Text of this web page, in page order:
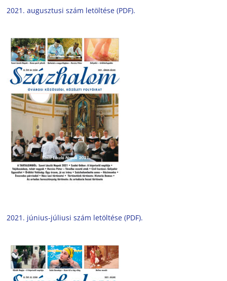
2021. augusztusi szám letöltése (PDF).
2021. június-júliusi szám letöltése (PDF).